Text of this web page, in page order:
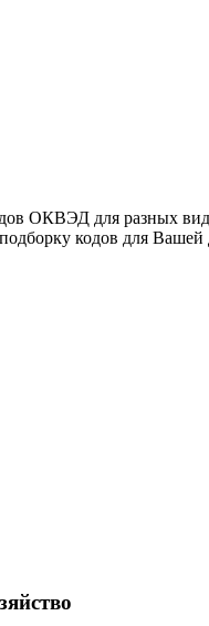
ОКВЭД для разных
кодов для